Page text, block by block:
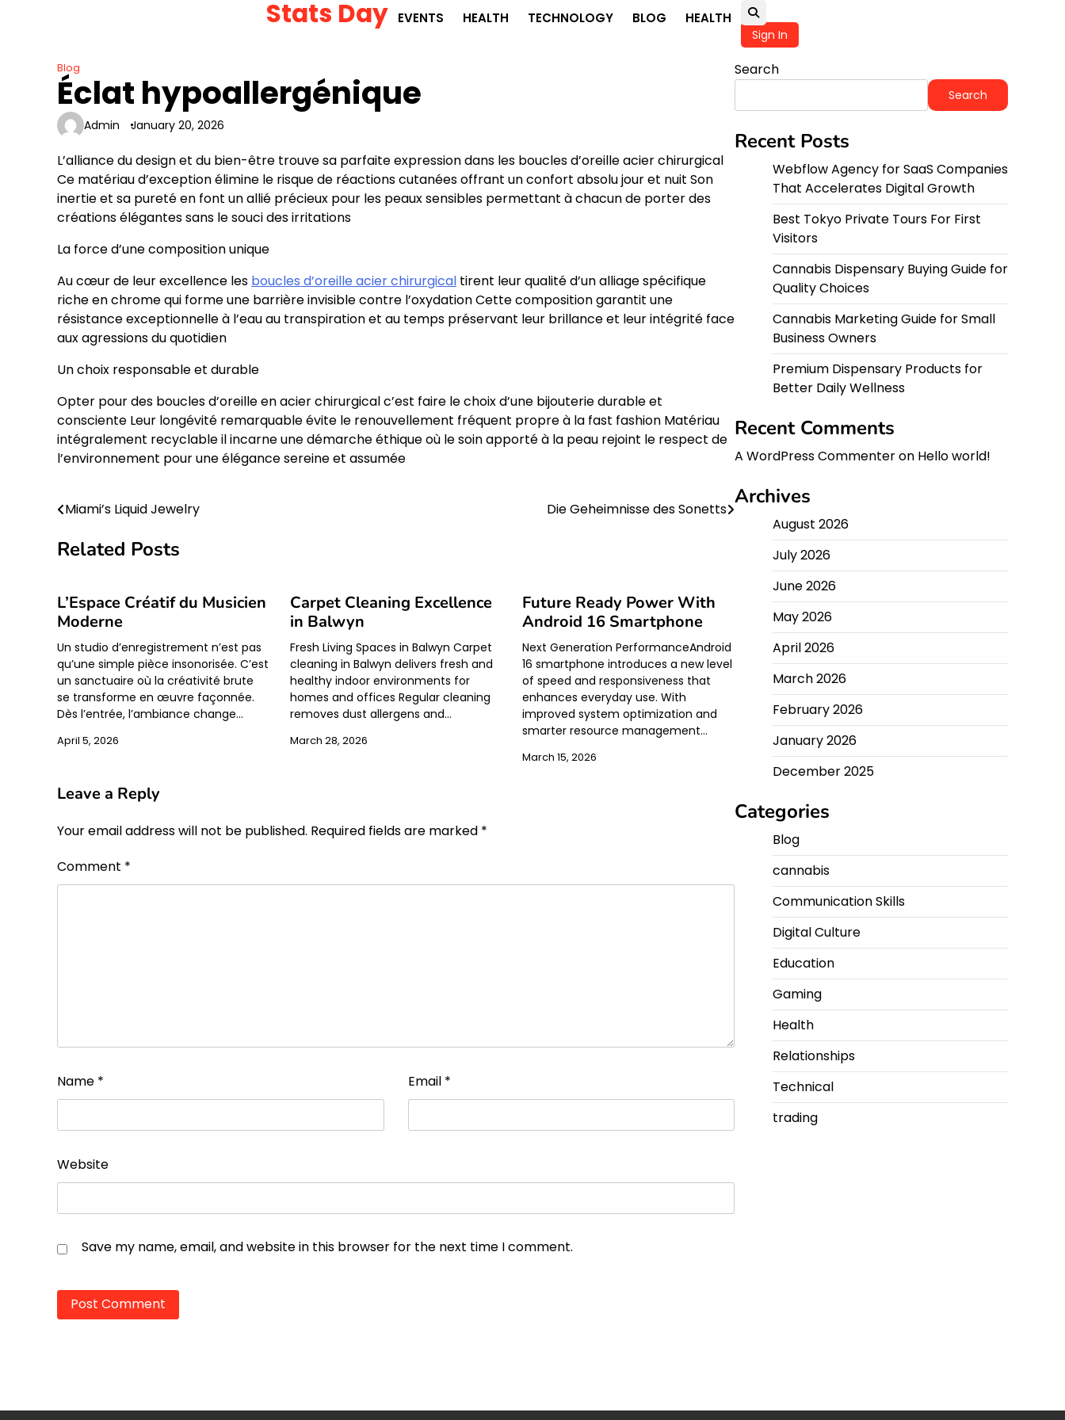
Stats Day EVENTS HEALTH TECHNOLOGY BLOG HEALTH
Sign In
Blog
Éclat hypoallergénique
Admin January 20, 2026
L’alliance du design et du bien-être trouve sa parfaite expression dans les boucles d’oreille acier chirurgical
Ce matériau d’exception élimine le risque de réactions cutanées offrant un confort absolu jour et nuit Son
inertie et sa pureté en font un allié précieux pour les peaux sensibles permettant à chacun de porter des
créations élégantes sans le souci des irritations
La force d’une composition unique
Au cœur de leur excellence les boucles d’oreille acier chirurgical tirent leur qualité d’un alliage spécifique
riche en chrome qui forme une barrière invisible contre l’oxydation Cette composition garantit une
résistance exceptionnelle à l’eau au transpiration et au temps préservant leur brillance et leur intégrité face
aux agressions du quotidien
Un choix responsable et durable
Opter pour des boucles d’oreille en acier chirurgical c’est faire le choix d’une bijouterie durable et
consciente Leur longévité remarquable évite le renouvellement fréquent propre à la fast fashion Matériau
intégralement recyclable il incarne une démarche éthique où le soin apporté à la peau rejoint le respect de
l’environnement pour une élégance sereine et assumée
Post
navigation
Miami’s Liquid Jewelry Die Geheimnisse des Sonetts
Related Posts
L’Espace Créatif du Musicien
Moderne
Un studio d’enregistrement n’est pas
qu’une simple pièce insonorisée. C’est
un sanctuaire où la créativité brute
se transforme en œuvre façonnée.
Dès l’entrée, l’ambiance change…
April 5, 2026
Carpet Cleaning Excellence
in Balwyn
Fresh Living Spaces in Balwyn Carpet
cleaning in Balwyn delivers fresh and
healthy indoor environments for
homes and offices Regular cleaning
removes dust allergens and…
March 28, 2026
Future Ready Power With
Android 16 Smartphone
Next Generation PerformanceAndroid
16 smartphone introduces a new level
of speed and responsiveness that
enhances everyday use. With
improved system optimization and
smarter resource management…
March 15, 2026
Leave a Reply
Your email address will not be published. Required fields are marked *
Comment *
Name * Email *
Website
Save my name, email, and website in this browser for the next time I comment.
Search
Search
Recent Posts
Webflow Agency for SaaS Companies
That Accelerates Digital Growth
Best Tokyo Private Tours For First
Visitors
Cannabis Dispensary Buying Guide for
Quality Choices
Cannabis Marketing Guide for Small
Business Owners
Premium Dispensary Products for
Better Daily Wellness
Recent Comments
A WordPress Commenteron Hello world!
Archives
August 2026
July 2026
June 2026
May 2026
April 2026
March 2026
February 2026
January 2026
December 2025
Categories
Blog
cannabis
Communication Skills
Digital Culture
Education
Gaming
Health
Relationships
Technical
trading